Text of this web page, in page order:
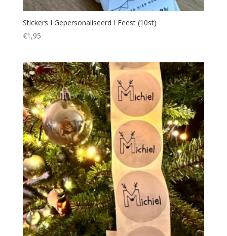
Stickers I Gepersonaliseerd I Feest (10st)
€1,95